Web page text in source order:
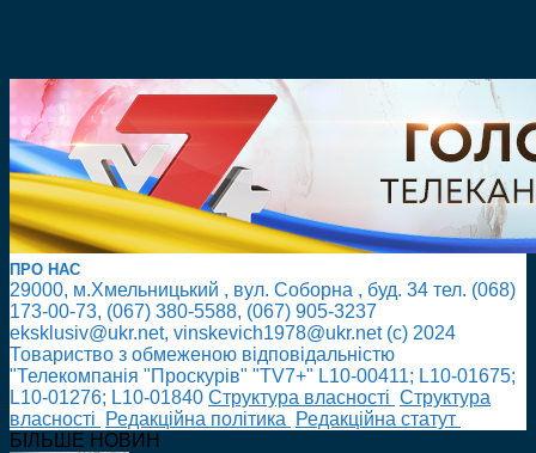
ПРО НАС
29000, м.Хмельницький , вул. Соборна , буд. 34 тел. (068)
173-00-73, (067) 380-5588, (067) 905-3237
eksklusiv@ukr.net, vinskevich1978@ukr.net (с) 2024
Товариство з обмеженою відповідальністю
"Телекомпанія "Проскурів" "TV7+" L10-00411; L10-01675;
L10-01276; L10-01840 Cтруктура власності Cтруктура
власності
Редакційна політика
Редакційна статут
БІЛЬШЕ НОВИН